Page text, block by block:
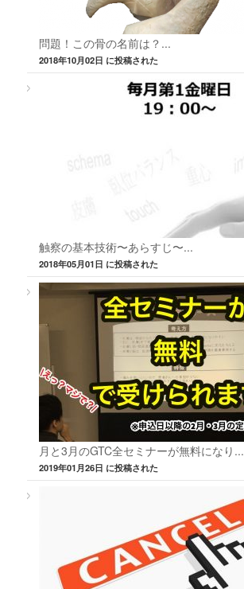
問題！この骨の名前は？...
2018年10月02日 に投稿された
触察の基本技術〜あらすじ〜...
2018年05月01日 に投稿された
月と3月のGTC全セミナーが無料になり...
2019年01月26日 に投稿された